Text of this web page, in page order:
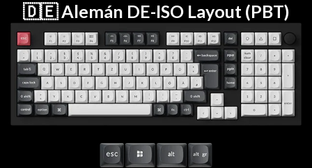
🇩🇪 Alemán DE-ISO Layout (PBT)